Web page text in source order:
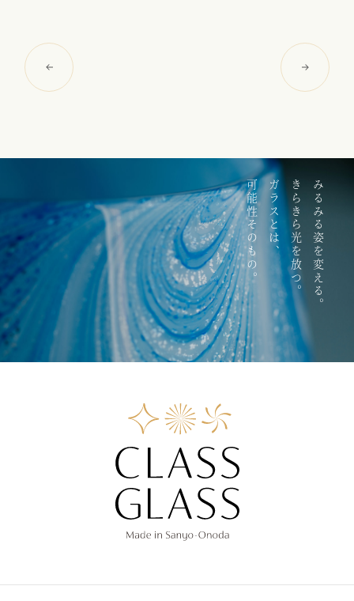
みるみる姿を変える。
きらきら光を放つ。
ガラスとは、
可能性そのもの。